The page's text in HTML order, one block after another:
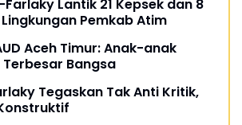
Lantik 21 Kepsek dan 8
Pemkab Atim
Aceh Timur: Anak-anak
Bangsa
Tegaskan Tak Anti Kritik,